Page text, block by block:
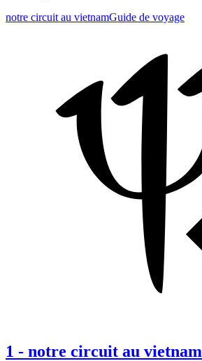
notre circuit au vietnamGuide de voyage
1 - notre circuit au vietnam